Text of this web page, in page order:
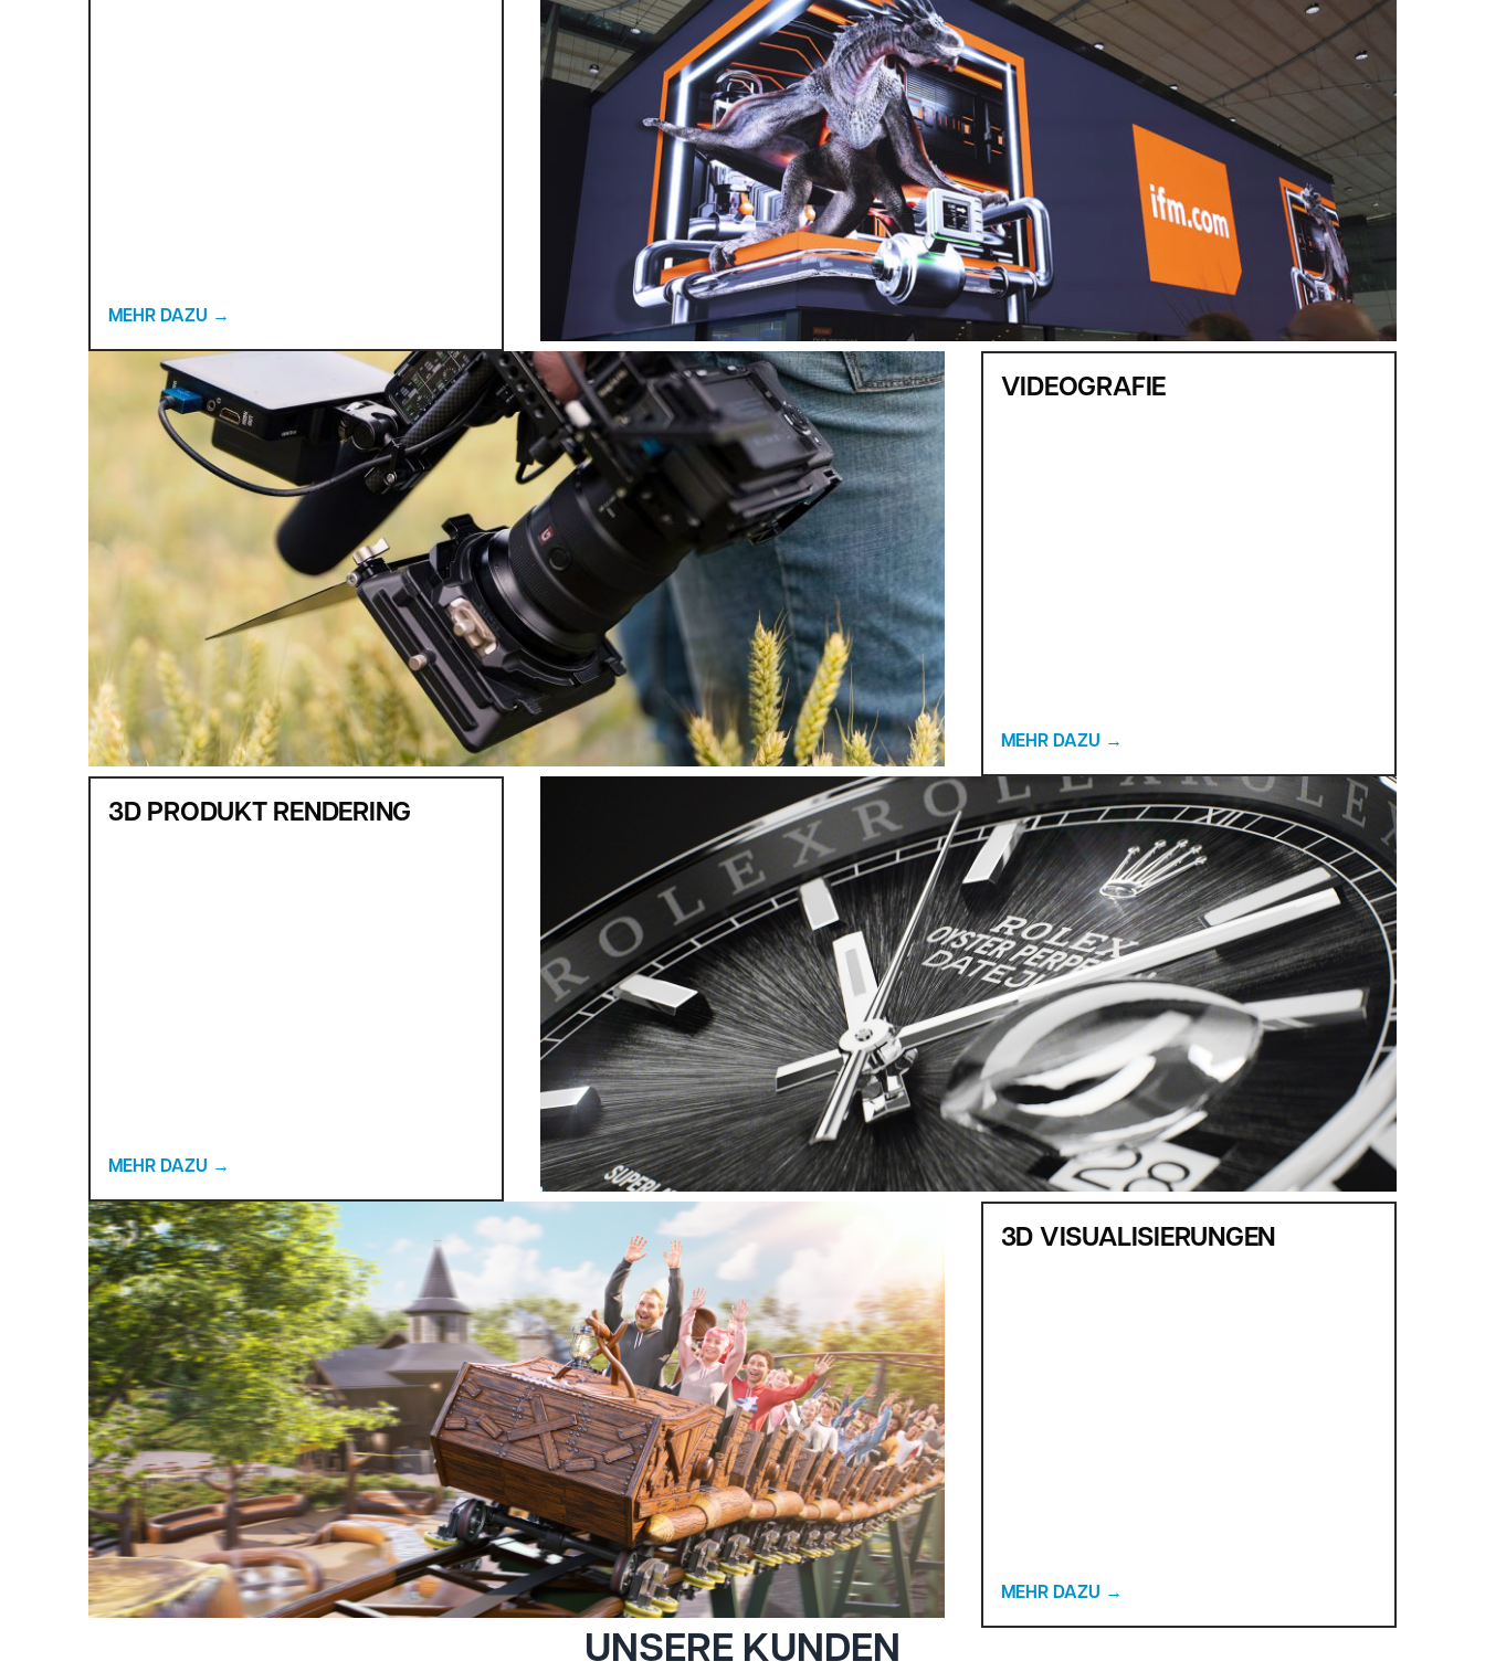
MEHR DAZU →
VIDEOGRAFIE
MEHR DAZU →
3D PRODUKT RENDERING
MEHR DAZU →
3D VISUALISIERUNGEN
MEHR DAZU →
UNSERE KUNDEN